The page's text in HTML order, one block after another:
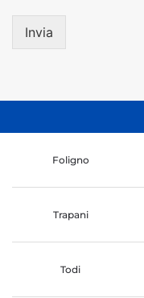
Invia
Foligno
Trapani
Todi